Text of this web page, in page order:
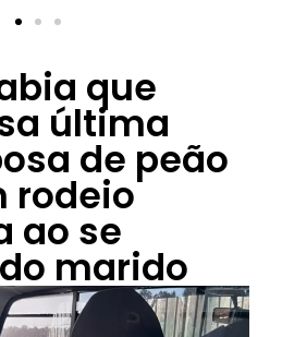
que
última
de peão
rodeio
ao se
marido